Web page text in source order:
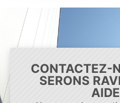
CONTACTEZ-
SERONS